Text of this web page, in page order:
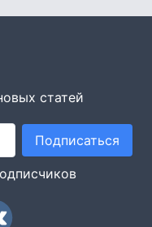
статей
Подписаться